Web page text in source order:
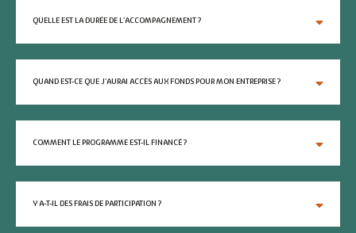
QUELLE EST LA DURÉE DE L’ACCOMPAGNEMENT ?
QUAND EST-CE QUE J’AURAI ACCÈS AUX FONDS POUR MON ENTREPRISE ?
COMMENT LE PROGRAMME EST-IL FINANCÉ ?
Y A-T-IL DES FRAIS DE PARTICIPATION ?